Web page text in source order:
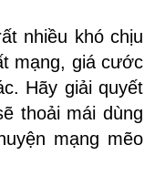
nhiều khó chịu
mạng, giá cước
Hãy giải quyết
thoải mái dùng
mạng mẽo